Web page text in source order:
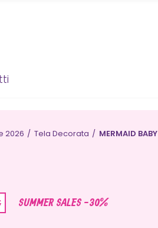
2026 Tela Decorata MERMAID BABY
SUMMER SALES -30%